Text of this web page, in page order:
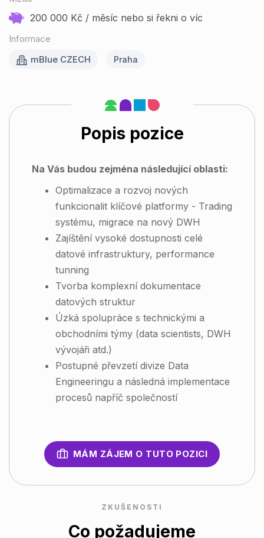
200 000 Kč / měsíc nebo si řekni o víc
Informace
mBlue CZECH
Praha
Popis pozice
Na Vás budou zejména následující oblasti:
Optimalizace a rozvoj nových
funkcionalit klíčové platformy - Trading
systému, migrace na nový DWH
Zajíštění vysoké dostupnosti celé
datové infrastruktury, performance
tunning
Tvorba komplexní dokumentace
datových struktur
Úzká spolupráce s technickými a
obchodními týmy (data scientists, DWH
vývojáři atd.)
Postupné převzetí divize Data
Engineeringu a následná implementace
procesů napříč společností
MÁM ZÁJEM O TUTO POZICI
ZKUŠENOSTI
Co požadujeme